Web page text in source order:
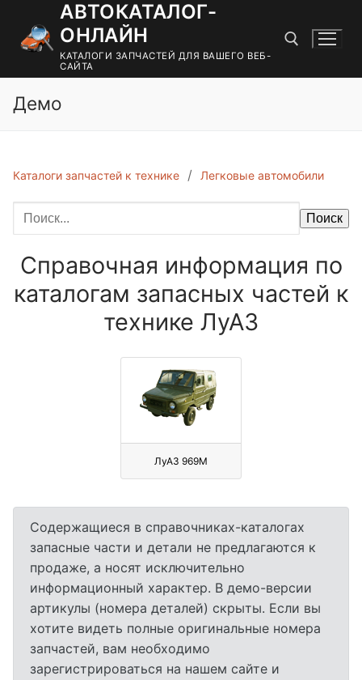
содержимому
АВТОКАТАЛОГ-
ОНЛАЙН
КАТАЛОГИ ЗАПЧАСТЕЙ ДЛЯ ВАШЕГО ВЕБ-
САЙТА
Демо
Каталоги запчастей к технике Легковые автомобили
Поиск
Справочная информация по
каталогам запасных частей к
технике ЛуАЗ
ЛуАЗ 969М
Содержащиеся в справочниках-каталогах
запасные части и детали не предлагаются к
продаже, а носят исключительно
информационный характер. В демо-версии
артикулы (номера деталей) скрыты. Если вы
хотите видеть полные оригинальные номера
запчастей, вам необходимо
зарегистрироваться на нашем сайте и